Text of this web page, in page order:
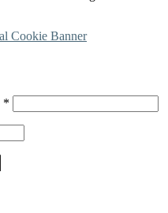
Cookie Banner
*